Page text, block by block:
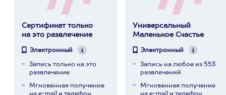
Сертификат только
на это развлечение
Электронный
Запись только на это
развлечение
Мгновенная получение
Универсальный
Маленькое Счастье
Электронный
Запись на любое из 553
развлечений
Мгновенная получение